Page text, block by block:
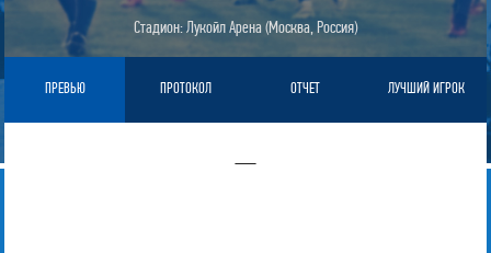
Стадион: Лукойл Арена (Москва, Россия)
ПРЕВЬЮ ПРОТОКОЛ ОТЧЕТ ЛУЧШИЙ ИГРОК
—